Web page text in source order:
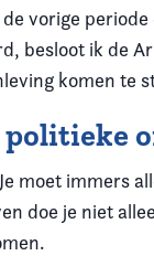
vorige
besloot ik de
komen te
moet immers
doe je niet